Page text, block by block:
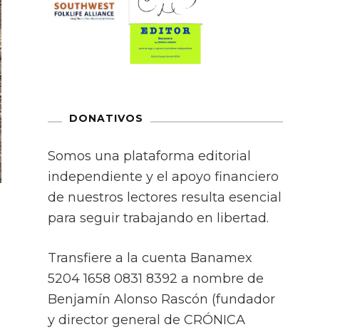
DONATIVOS
Somos una plataforma editorial
independiente y el apoyo financiero
de nuestros lectores resulta esencial
para seguir trabajando en libertad.
Transfiere a la cuenta Banamex
5204 1658 0831 8392 a nombre de
Benjamín Alonso Rascón (fundador
y director general de CRÓNICA